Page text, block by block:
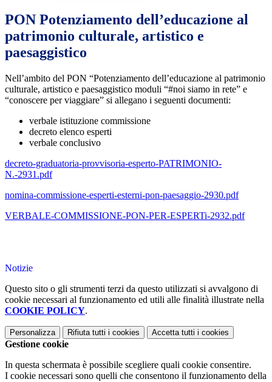
PON Potenziamento dell’educazione al
patrimonio culturale, artistico e
paesaggistico
Nell’ambito del PON “Potenziamento dell’educazione al patrimonio
culturale, artistico e paesaggistico moduli “#noi siamo in rete” e
“conoscere per viaggiare” si allegano i seguenti documenti:
verbale istituzione commissione
decreto elenco esperti
verbale conclusivo
decreto-graduatoria-provvisoria-esperto-PATRIMONIO-
N.-2931.pdf
nomina-commissione-esperti-esterni-pon-paesaggio-2930.pdf
VERBALE-COMMISSIONE-PON-PER-ESPERTi-2932.pdf
Notizie
Questo sito o gli strumenti terzi da questo utilizzati si avvalgono di
cookie necessari al funzionamento ed utili alle finalità illustrate nella
COOKIE POLICY.
Personalizza Rifiuta tutti i cookies Accetta tutti i cookies
Gestione cookie
In questa schermata è possibile scegliere quali cookie consentire.
I cookie necessari sono quelli che consentono il funzionamento della